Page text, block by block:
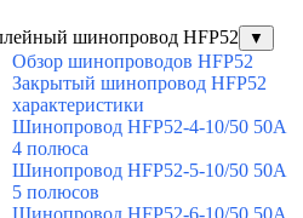
шинопровод HFP52 ▼
Обзор шинопроводов HFP52
Закрытый шинопровод HFP52
характеристики
Шинопровод HFP52-4-10/50 50A
4 полюса
Шинопровод HFP52-5-10/50 50А
5 полюсов
Шинопровод HFP52-6-10/50 50А